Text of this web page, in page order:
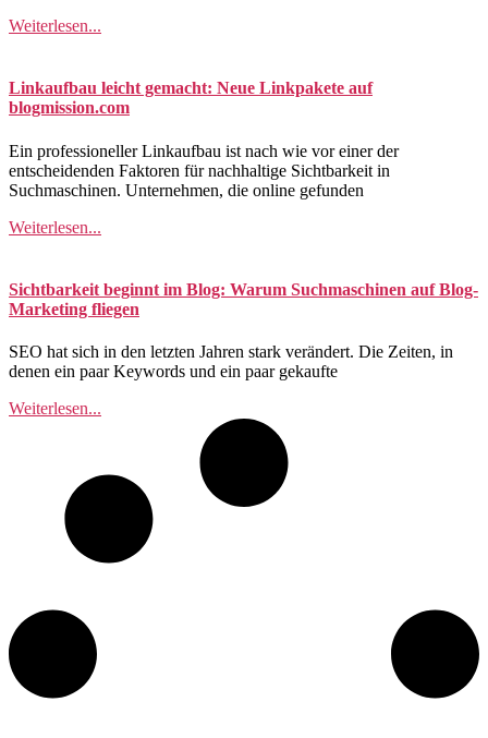
Weiterlesen...
Linkaufbau leicht gemacht: Neue Linkpakete auf
blogmission.com
Ein professioneller Linkaufbau ist nach wie vor einer der
entscheidenden Faktoren für nachhaltige Sichtbarkeit in
Suchmaschinen. Unternehmen, die online gefunden
Weiterlesen...
Sichtbarkeit beginnt im Blog: Warum Suchmaschinen auf Blog-
Marketing fliegen
SEO hat sich in den letzten Jahren stark verändert. Die Zeiten, in
denen ein paar Keywords und ein paar gekaufte
Weiterlesen...